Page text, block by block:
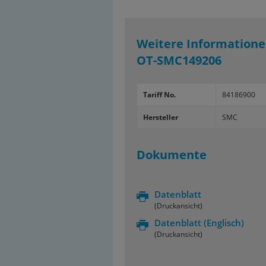
Weitere
OT-SMC149206
Tariff No. 84186900
Hersteller SMC
Dokumente
Datenblatt
(Druckansicht)
Datenblatt (Englisch)
(Druckansicht)